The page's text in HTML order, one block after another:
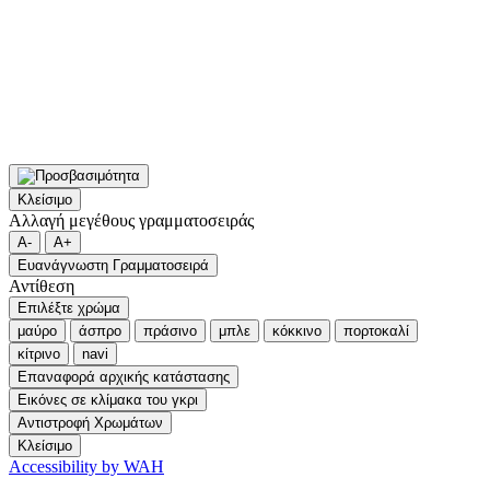
Κλείσιμο
Αλλαγή μεγέθους γραμματοσειράς
A-
A+
Ευανάγνωστη Γραμματοσειρά
Αντίθεση
Επιλέξτε χρώμα
μαύρο
άσπρο πράσινο μπλε κόκκινο
πορτοκαλί
κίτρινο
navi
Επαναφορά αρχικής κατάστασης
Εικόνες σε κλίμακα του γκρι
Αντιστροφή Χρωμάτων
Κλείσιμο
Accessibility by WAH